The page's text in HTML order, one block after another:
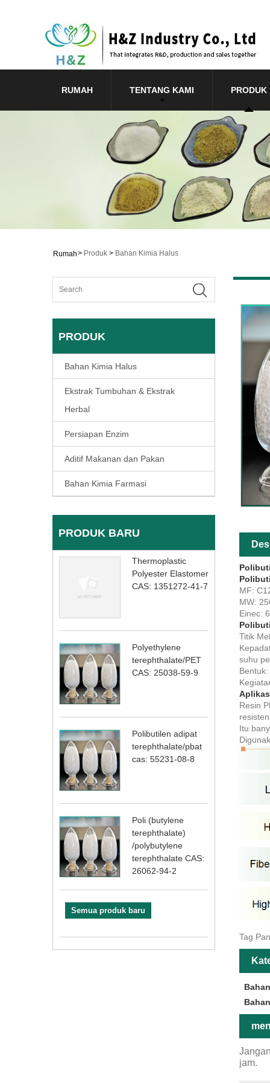
RUMAH TENTANG KAMI PRODUK
Rumah> Produk > Bahan Kimia Halus
PRODUK
Bahan Kimia Halus
Ekstrak Tumbuhan & Ekstrak
Herbal
Persiapan Enzim
Aditif Makanan dan Pakan
Bahan Kimia Farmasi
PRODUK BARU
Thermoplastic
Polyester Elastomer
CAS: 1351272-41-7
Polyethylene
terephthalate/PET
CAS: 25038-59-9
Polibutilen adipat
terephthalate/pbat
cas: 55231-08-8
Poli (butylene
terephthalate)
/polybutylene
terephthalate CAS:
26062-94-2
Semua produk baru
MF:
MW:
Einec:
Titik
suhu
Resin
Itu
Tag
jam.